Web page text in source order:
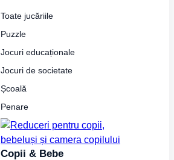
Toate jucăriile
Puzzle
Jocuri educaționale
Jocuri de societate
Școală
Penare
Copii & Bebe